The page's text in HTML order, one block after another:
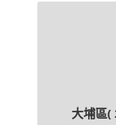
大埔區(